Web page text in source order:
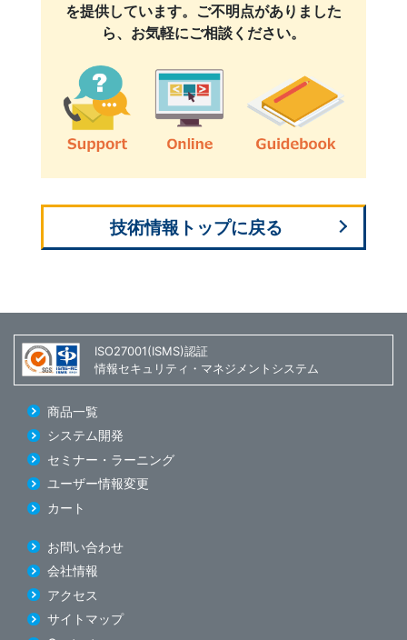
を提供しています。ご不明点がありました
ら、お気軽にご相談ください。
技術情報トップに戻る
ISO27001(ISMS)認証
情報セキュリティ・マネジメントシステム
商品一覧
システム開発
セミナー・ラーニング
ユーザー情報変更
カート
お問い合わせ
会社情報
アクセス
サイトマップ